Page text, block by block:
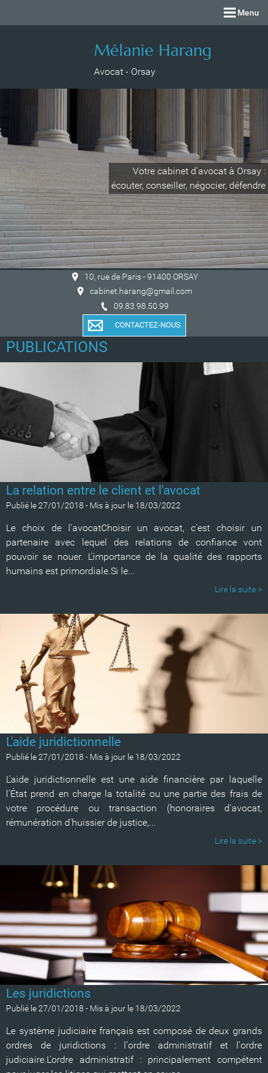
Menu
Mélanie Harang
Avocat - Orsay
Votre cabinet d'avocat à Orsay :
écouter, conseiller, négocier, défendre
10, rue de Paris - 91400 ORSAY
cabinet.harang@gmail.com
09.83.98.50.99
CONTACTEZ-NOUS
PUBLICATIONS
La relation entre le client et l'avocat
Publié le 27/01/2018 - Mis à jour le 18/03/2022
Le choix de l'avocatChoisir un avocat, c'est choisir un
partenaire avec lequel des relations de confiance vont
pouvoir se nouer. L'importance de la qualité des rapports
humains est primordiale.Si le...
Lire la suite >
L'aide juridictionnelle
Publié le 27/01/2018 - Mis à jour le 18/03/2022
L'aide juridictionnelle est une aide financière par laquelle
l'État prend en charge la totalité ou une partie des frais de
votre procédure ou transaction (honoraires d'avocat,
rémunération d'huissier de justice,...
Lire la suite >
Les juridictions
Publié le 27/01/2018 - Mis à jour le 18/03/2022
Le système judiciaire français est composé de deux grands
ordres de juridictions : l'ordre administratif et l'ordre
judiciaire.L'ordre administratif : principalement compétent